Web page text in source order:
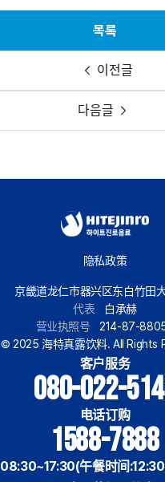
이전글
목록
다음글
隐私政策
京畿道龙仁市器兴区东白竹田
代表
白承赫
营业执照号
214-87-
© 2025 海特真露饮料. All Rights
客户服务
080-022-
电话订购
1588-7888
08:30~17:30(午餐时间